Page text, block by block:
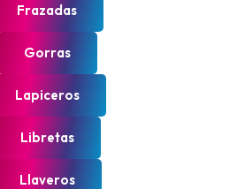
Frazadas
Gorras
Lapiceros
Libretas
Llaveros